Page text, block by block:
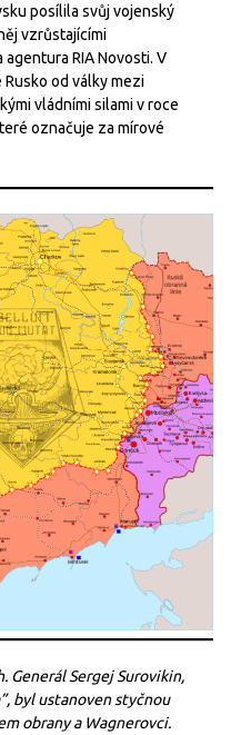
posílila svůj vojenský
vzrůstajícími
RIA Novosti. V
od války mezi
vládními silami v roce
označuje za mírové
Generál Sergej Surovikin,
byl ustanoven styčnou
obrany a Wagnerovci.